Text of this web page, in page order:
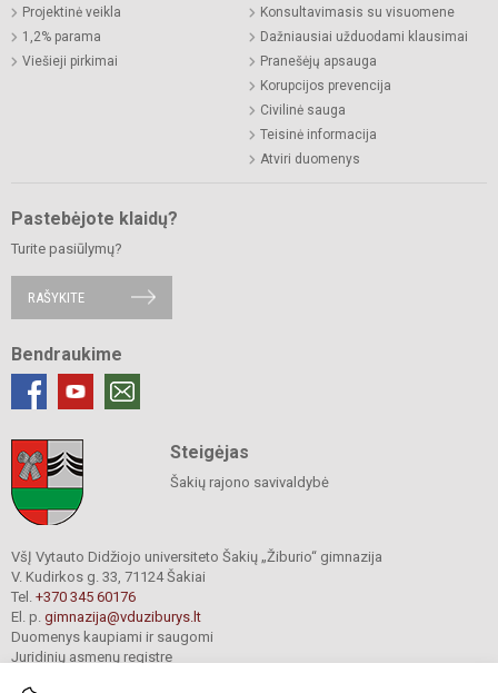
Projektinė veikla
1,2% parama
Viešieji pirkimai
Konsultavimasis su visuomene
Dažniausiai užduodami klausimai
Pranešėjų apsauga
Korupcijos prevencija
Civilinė sauga
Teisinė informacija
Atviri duomenys
Pastebėjote klaidų?
Turite pasiūlymų?
RAŠYKITE
Bendraukime
Steigėjas
Šakių rajono savivaldybė
VšĮ Vytauto Didžiojo universiteto Šakių „Žiburio“ gimnazija
V. Kudirkos g. 33, 71124 Šakiai
Tel. +370 345 60176
El. p. gimnazija@vduziburys.lt
Duomenys kaupiami ir saugomi
Juridinių asmenų registre